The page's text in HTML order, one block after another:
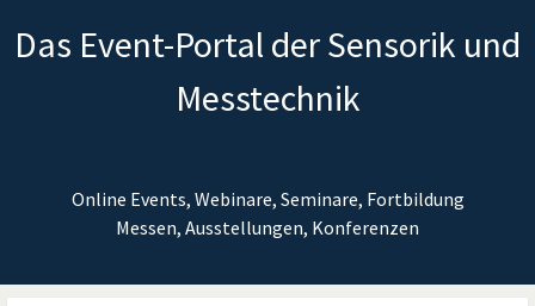
Das Event-Portal der Sensorik und
Messtechnik
Online Events, Webinare, Seminare, Fortbildung
Messen, Ausstellungen, Konferenzen